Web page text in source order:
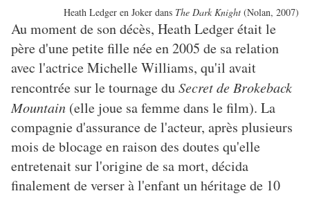
Heath Ledger en Joker dans The Dark Knight (Nolan, 2007)
Au moment de son décès, Heath Ledger était le
père d'une petite fille née en 2005 de sa relation
avec l'actrice Michelle Williams, qu'il avait
rencontrée sur le tournage duSecret de Brokeback
Mountain (elle joue sa femme dans le film). La
compagnie d'assurance de l'acteur, après plusieurs
mois de blocage en raison des doutes qu'elle
entretenait sur l'origine de sa mort, décida
finalement de verser à l'enfant un héritage de 10